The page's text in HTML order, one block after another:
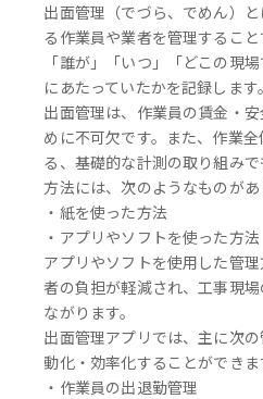
出面管理（でづら、でめん）
る作業員や業者を管理すること
「誰が」「いつ」「どこの現
にあたっていたかを記録します。
出面管理は、作業員の賃金・
めに不可欠です。また、作業
る、基礎的な計測の取り組み
方法には、次のようなものがあ
・紙を使った方法
・アプリやソフトを使った方法
アプリやソフトを使用した管
者の負担が軽減され、工事現
ながります。
出面管理アプリでは、主に次
動化・効率化することができま
・作業員の出退勤管理